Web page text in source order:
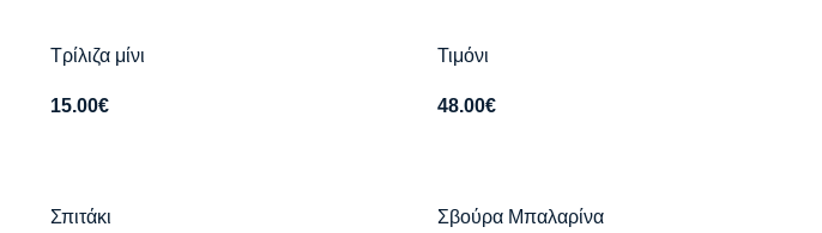
Τρίλιζα μίνι
15.00€
Τιμόνι
48.00€
Σπιτάκι Σβούρα Μπαλαρίνα